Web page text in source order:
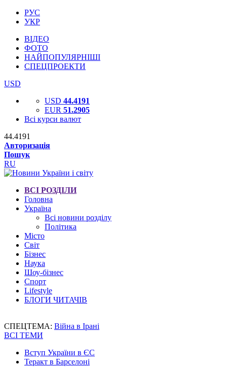
РУС
УКР
ВІДЕО
ФОТО
НАЙПОПУЛЯРНІШІ
СПЕЦПРОЕКТИ
USD
USD 44.4191
EUR 51.2905
Всі курси валют
44.4191
Авторизація
Пошук
RU
ВСІ РОЗДІЛИ
Головна
Україна
Всі новини розділу
Політика
Місто
Світ
Бізнес
Наука
Шоу-бізнес
Спорт
Lifestyle
БЛОГИ ЧИТАЧІВ
СПЕЦТЕМА: Війна в Ірані
ВСІ ТЕМИ
Вступ України в ЄС
Теракт в Барселоні